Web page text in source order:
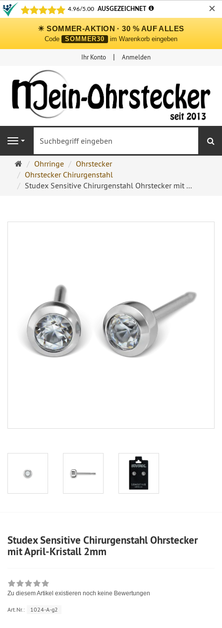
✕
☀ SOMMER-AKTION · 30 % AUF ALLES
Code SOMMER30 im Warenkorb eingeben
Ihr Konto Anmelden
Navigation
Ohrringe
Ohrstecker
Onlineshop
Ohrringe
Ohrstecker
Ohrstecker Chirurgenstahl
Studex Sensitive Chirurgenstahl Ohrstecker mit ...
Studex Sensitive Chirurgenstahl Ohrstecker
mit April-Kristall 2mm
Zu diesem Artikel existieren noch keine Bewertungen
Art.Nr.: 1024-A-g2